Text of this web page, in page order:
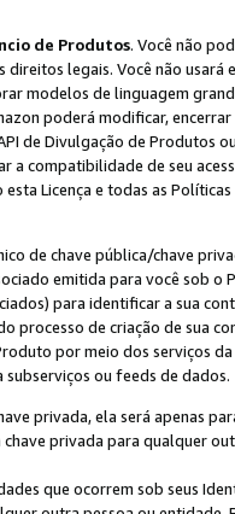
de Produtos. Você não
legais. Você não
modelos de linguagem
poderá modificar,
de Divulgação de Produtos
a compatibilidade de seu
Licença e todas as
de chave pública/chave
emitida para você sob
para identificar a sua
processo de criação de sua
por meio dos serviços
ou feeds de dados.
privada, ela será apenas
privada para qualquer
que ocorrem sob seus